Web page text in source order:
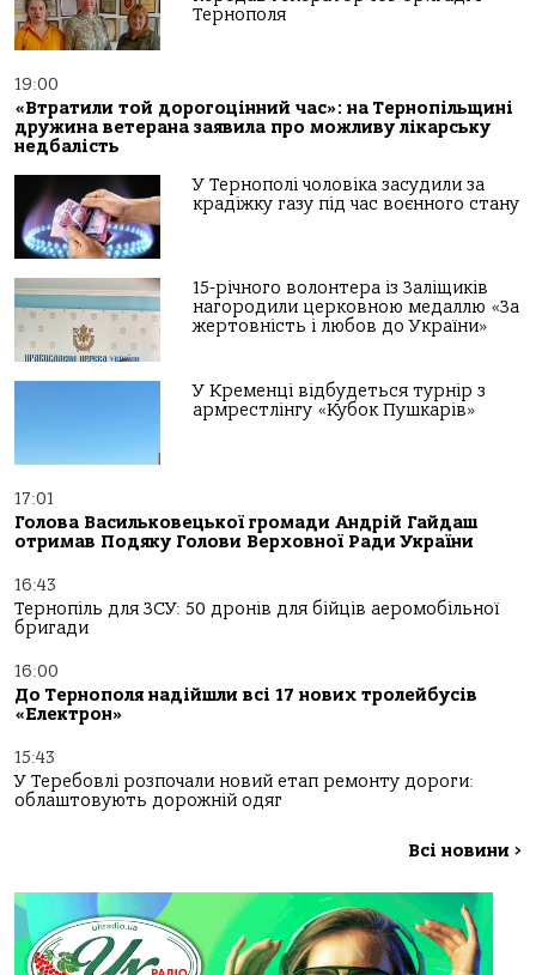
Тернополя
19:00
«Втратили той дорогоцінний час»: на Тернопільщині
дружина ветерана заявила про можливу лікарську
недбалість
У Тернополі чоловіка засудили за
крадіжку газу під час воєнного стану
15-річного волонтера із Заліщиків
нагородили церковною медаллю «За
жертовність і любов до України»
У Кременці відбудеться турнір з
армрестлінгу «Кубок Пушкарів»
17:01
Голова Васильковецької громади Андрій Гайдаш
отримав Подяку Голови Верховної Ради України
16:43
Тернопіль для ЗСУ: 50 дронів для бійців аеромобільної
бригади
16:00
До Тернополя надійшли всі 17 нових тролейбусів
«Електрон»
15:43
У Теребовлі розпочали новий етап ремонту дороги:
облаштовують дорожній одяг
Всі новини >